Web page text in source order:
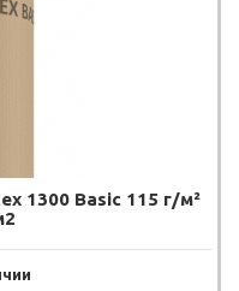
1300 Basic 115 г/м²